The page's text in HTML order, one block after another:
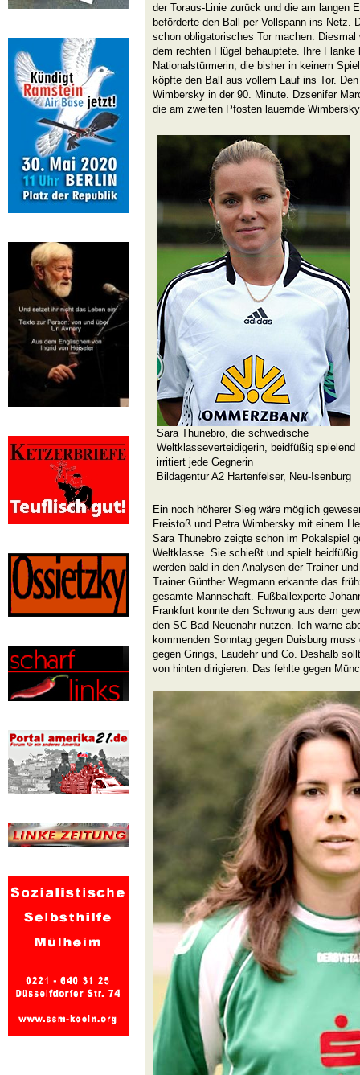
der Toraus-Linie zurück und die am langen
beförderte den Ball per Vollspann ins Netz.
schon obligatorisches Tor machen.
dem rechten Flügel behauptete. Ihre
Nationalstürmerin, die bisher in keinem
köpfte den Ball aus vollem Lauf ins Tor.
Wimbersky in der 90. Minute. Dzsenifer
die am zweiten Pfosten lauernde
Sara Thunebro, die schwedische
Weltklasseverteidigerin, beidfüßig spielend
irritiert jede Gegnerin
Bildagentur A2 Hartenfelser, Neu-Isenburg
Ein noch höherer Sieg wäre möglich
Freistoß und Petra Wimbersky mit einem
Sara Thunebro zeigte schon im Pokalspiel
Weltklasse. Sie schießt und spielt
werden bald in den Analysen der Trainer
Trainer Günther Wegmann erkannte das
gesamte Mannschaft. Fußballexperte
Frankfurt konnte den Schwung aus dem
den SC Bad Neuenahr nutzen. Ich warne
kommenden Sonntag gegen Duisburg
gegen Grings, Laudehr und Co. Deshalb
von hinten dirigieren. Das fehlte gegen